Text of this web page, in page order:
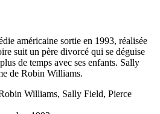
américaine sortie en 1993, réalisée
suit un père divorcé qui se déguise
de temps avec ses enfants. Sally
de Robin Williams.
Williams, Sally Field, Pierce